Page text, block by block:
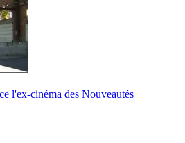
l'ex-cinéma des Nouveautés